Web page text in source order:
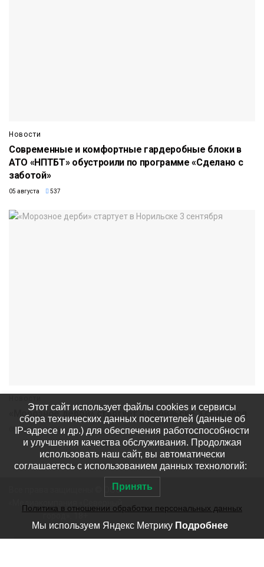
Новости
Современные и комфортные гардеробные блоки в
АТО «НПТБТ» обустроили по программе «Сделано с
заботой»
05 августа 537
«Морозное дерби» стартует в Норильске 3 сентября
05 августа 465
Все права защищены © ООО
«Медиакомпания «Северный
Этот сайт использует файлы cookies и сервисы
сбора технических данных посетителей (данные об
IP-адресе и др.) для обеспечения работоспособности
и улучшения качества обслуживания. Продолжая
использовать наш сайт, вы автоматически
соглашаетесь с использованием данных технологий:
Принять
Политика в отношении обработки персональных данных
Мы используем Яндекс Метрику Подробнее